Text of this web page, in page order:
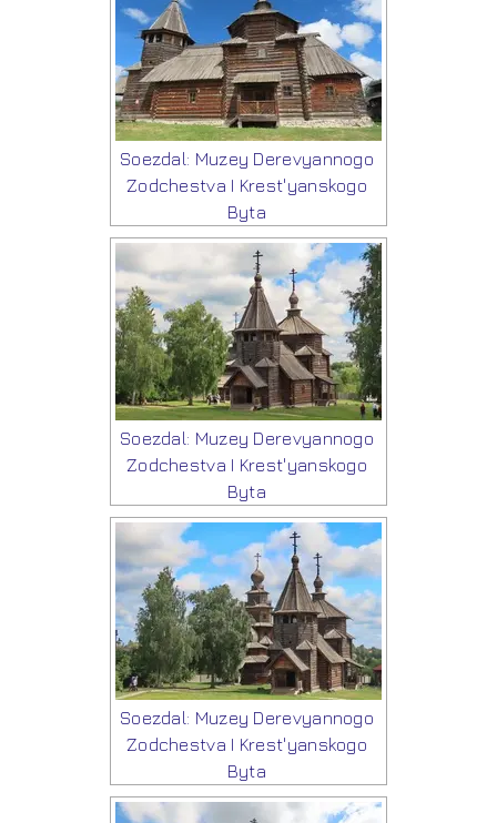
Soezdal: Muzey Derevyannogo
Zodchestva I Krest'yanskogo
Byta
Soezdal: Muzey Derevyannogo
Zodchestva I Krest'yanskogo
Byta
Soezdal: Muzey Derevyannogo
Zodchestva I Krest'yanskogo
Byta